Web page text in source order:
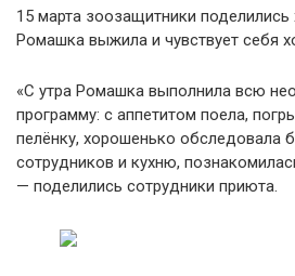
15 марта зоозащитники
Ромашка выжила и чувствует себя
«С утра Ромашка выполнила всю
программу: с аппетитом поела,
пелёнку, хорошенько обследовала
сотрудников и кухню,
— поделились сотрудники приюта.